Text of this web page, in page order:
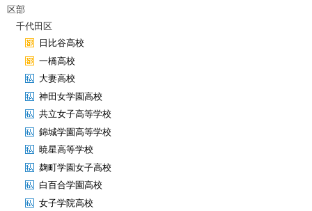
区部
千代田区
日比谷高校
一橋高校
大妻高校
神田女学園高校
共立女子高等学校
錦城学園高等学校
暁星高等学校
麹町学園女子高校
白百合学園高校
女子学院高校